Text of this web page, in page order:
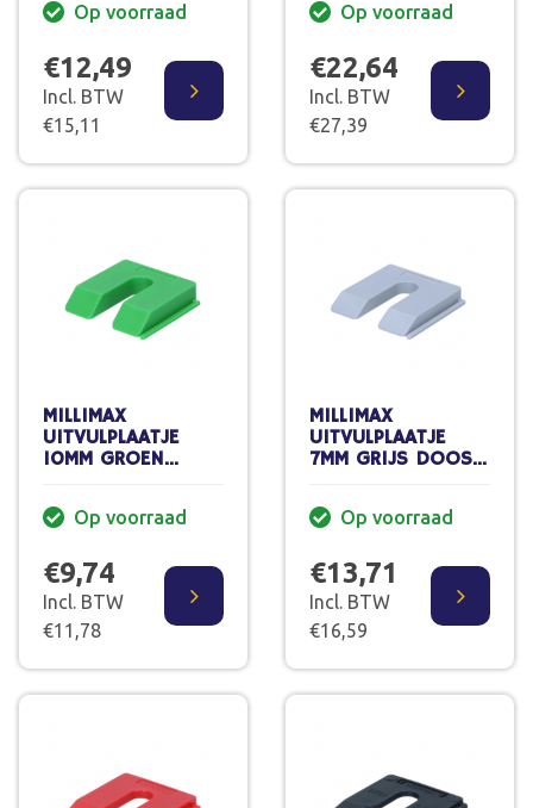
Op voorraad
€12,49
Incl. BTW
€15,11
Op voorraad
€22,64
Incl. BTW
€27,39
MILLIMAX
UITVULPLAATJE
10MM GROEN
Op voorraad
€9,74
Incl. BTW
€11,78
MILLIMAX
UITVULPLAATJE
7MM GRIJS DOOS
Op voorraad
€13,71
Incl. BTW
€16,59